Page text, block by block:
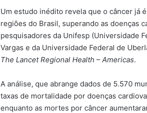
Um estudo inédito revela que o câncer já
regiões do Brasil, superando as doenças
pesquisadores da Unifesp (Universidade
Vargas e da Universidade Federal de
The Lancet Regional Health – Americas.
A análise, que abrange dados de 5.570
taxas de mortalidade por doenças
enquanto as mortes por câncer